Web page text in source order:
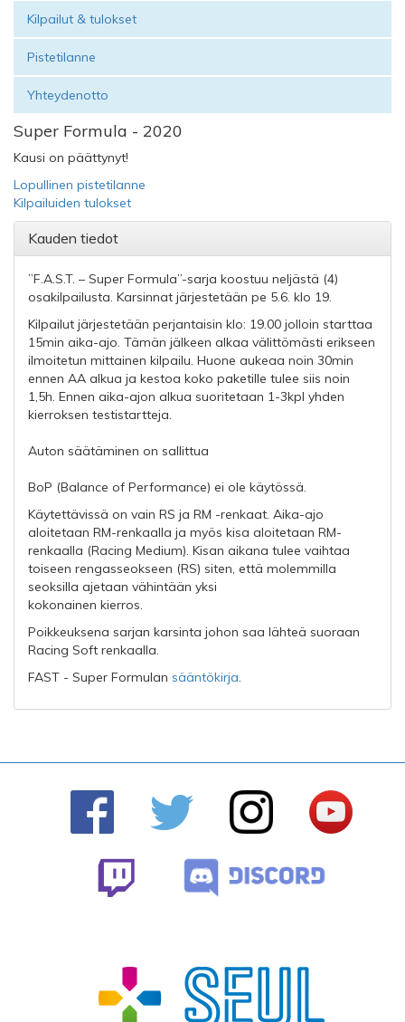
Kilpailut & tulokset
Pistetilanne
Yhteydenotto
Super Formula - 2020
Kausi on päättynyt!
Lopullinen pistetilanne
Kilpailuiden tulokset
Kauden tiedot
”F.A.S.T. – Super Formula”-sarja koostuu neljästä (4)
osakilpailusta. Karsinnat järjestetään pe 5.6. klo 19.
Kilpailut järjestetään perjantaisin klo: 19.00 jolloin starttaa
15min aika-ajo. Tämän jälkeen alkaa välittömästi erikseen
ilmoitetun mittainen kilpailu. Huone aukeaa noin 30min
ennen AA alkua ja kestoa koko paketille tulee siis noin
1,5h. Ennen aika-ajon alkua suoritetaan 1-3kpl yhden
kierroksen testistartteja.
Auton säätäminen on sallittua
BoP (Balance of Performance) ei ole käytössä.
Käytettävissä on vain RS ja RM -renkaat. Aika-ajo
aloitetaan RM-renkaalla ja myös kisa aloitetaan RM-
renkaalla (Racing Medium). Kisan aikana tulee vaihtaa
toiseen rengasseokseen (RS) siten, että molemmilla
seoksilla ajetaan vähintään yksi
kokonainen kierros.
Poikkeuksena sarjan karsinta johon saa lähteä suoraan
Racing Soft renkaalla.
FAST - Super Formulan sääntökirja.